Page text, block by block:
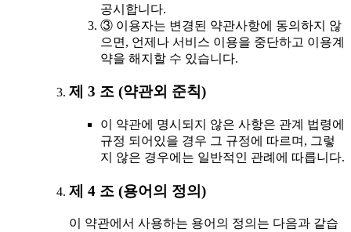
공시합니다.
③ 이용자는 변경된 약관사항에 동의하지 않
으면, 언제나 서비스 이용을 중단하고 이용계
약을 해지할 수 있습니다.
제 3 조 (약관외 준칙)
이 약관에 명시되지 않은 사항은 관계 법령에
규정 되어있을 경우 그 규정에 따르며, 그렇
지 않은 경우에는 일반적인 관례에 따릅니다.
제 4 조 (용어의 정의)
이 약관에서 사용하는 용어의 정의는 다음과 같습